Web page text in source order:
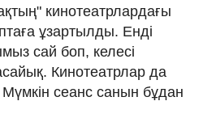
кинотеатрлардағы
ұзартылды. Енді
сай боп, келесі
Кинотеатрлар да
сеанс санын бұдан